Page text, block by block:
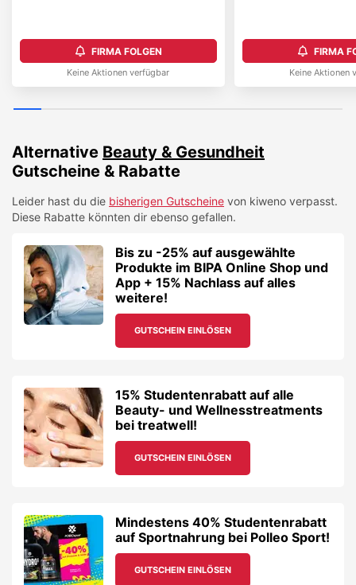
FIRMA FOLGEN
Keine Aktionen verfügbar
FIRMA
Keine Aktionen
Alternative Beauty & Gesundheit
Gutscheine & Rabatte
Leider hast du die bisherigen Gutscheine von kiweno verpasst.
Diese Rabatte könnten dir ebenso gefallen.
Bis zu -25% auf ausgewählte
Produkte im BIPA Online Shop und
App + 15% Nachlass auf alles
weitere!
GUTSCHEIN EINLÖSEN
15% Studentenrabatt auf alle
Beauty- und Wellnesstreatments
bei treatwell!
GUTSCHEIN EINLÖSEN
Mindestens 40% Studentenrabatt
auf Sportnahrung bei Polleo Sport!
GUTSCHEIN EINLÖSEN